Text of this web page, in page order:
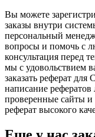
Вы можете
заказы внутри
персональный
вопросы и помочь с
консультация перед
мы с удовольствием
заказать реферат
написание
проверенные сайты и
реферат высокого